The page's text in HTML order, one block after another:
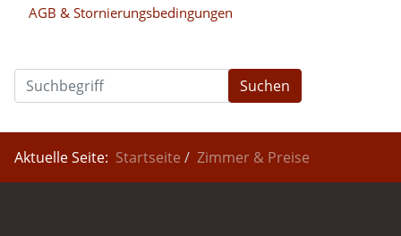
AGB & Stornierungsbedingungen
Suchen
Aktuelle Seite: Startseite Zimmer & Preise